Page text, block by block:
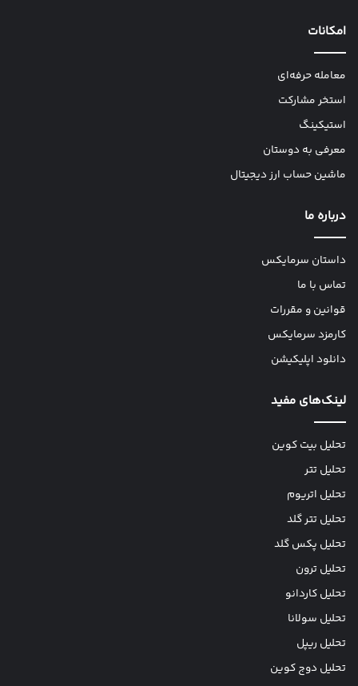
امکانات
معامله حرفه‌ای
استخر مشارکت
استیکینگ
معرفی به دوستان
ماشین حساب ارز دیجیتال
درباره ما
داستان سرمایکس
تماس با ما
قوانین و مقررات
کارمزد سرمایکس
دانلود اپلیکیشن
لینک‌های مفید
تحلیل بیت کوین
تحلیل تتر
تحلیل اتریوم
تحلیل تتر گلد
تحلیل پکس گلد
تحلیل ترون
تحلیل کاردانو
تحلیل سولانا
تحلیل ریپل
تحلیل دوج کوین